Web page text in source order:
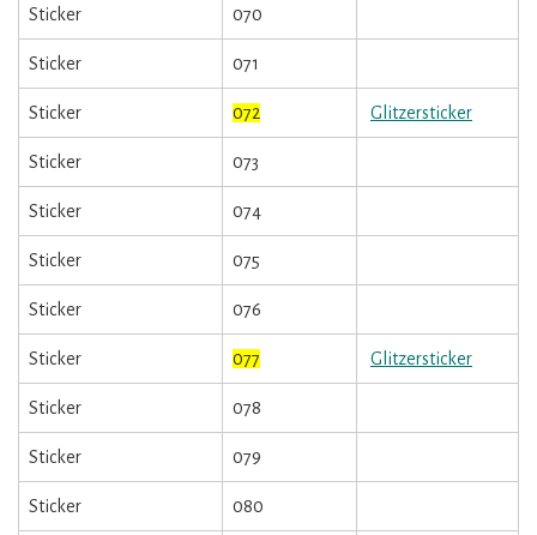
Sticker 070
Sticker 071
Sticker 072 Glitzersticker
Sticker 073
Sticker 074
Sticker 075
Sticker 076
Sticker 077 Glitzersticker
Sticker 078
Sticker 079
Sticker 080